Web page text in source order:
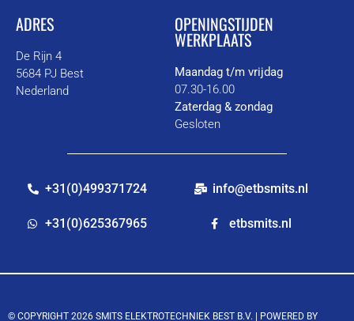
ADRES
De Rijn 4
5684 PJ Best
Nederland
OPENINGSTIJDEN
WERKPLAATS
Maandag t/m vrijdag
07.30-16.00
Zaterdag & zondag
Gesloten
+31(0)499371724
+31(0)625367965
info@etbsmits.nl
etbsmits.nl
© COPYRIGHT 2026 SMITS ELEKTROTECHNIEK BEST B.V. | POWERED BY